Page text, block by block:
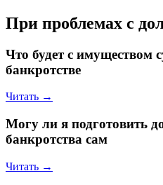
При проблемах с
Что будет с имуществом
банкротстве
Читать →
Могу ли я подготовить
банкротства сам
Читать →